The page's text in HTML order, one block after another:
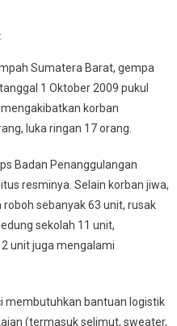
On
Gempa
Di
Kerinci
Jambi
Bantuan
Sumatera Barat, gempa
1 Oktober 2009 pukul
korban
luka ringan 17 orang.
Badan Penanggulangan
resminya. Selain korban jiwa,
sebanyak 63 unit, rusak
sekolah 11 unit,
unit juga mengalami
membutuhkan bantuan logistik
(termasuk selimut, sweater,